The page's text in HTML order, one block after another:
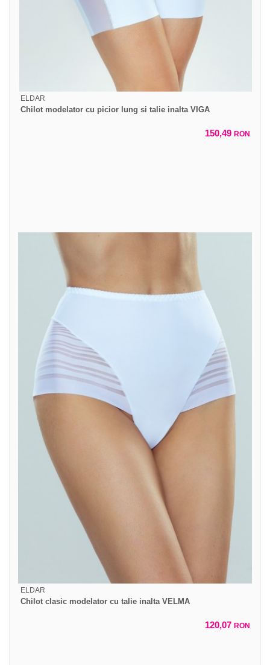
ELDAR
Chilot modelator cu picior lung si talie inalta VIGA
150,49 RON
ELDAR
Chilot clasic modelator cu talie inalta VELMA
120,07 RON